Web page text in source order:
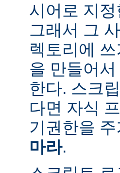
시어로 지
그래서 그
렉토리에
을 만들어
한다. 스크
다면 자식
기권한을
마라.